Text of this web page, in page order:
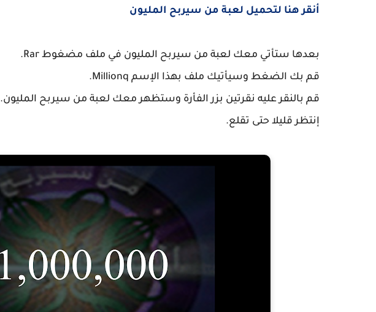
أنقر هنا لتحميل لعبة من سيربح المليون
بعدها ستأتي معك لعبة من سيربح المليون في ملف مضغوط Rar.
قم بك الضغط وسيأتيك ملف بهذا الإسم Millionq.
قم بالنقر عليه نقرتين بزر الفأرة وستظهر معك لعبة من سيربح المليون.
إنتظر قليلا حتى تقلع.